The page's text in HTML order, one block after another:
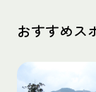
おすすめス